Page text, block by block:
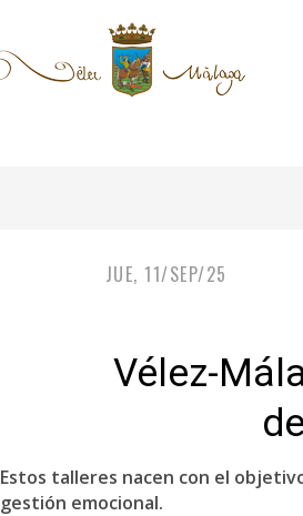
JUE, 11/SEP/25
Vélez-
Estos talleres nacen con el
gestión emocional.